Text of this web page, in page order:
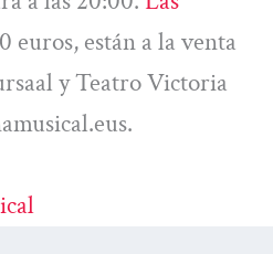
euros, están a la venta
y Teatro Victoria